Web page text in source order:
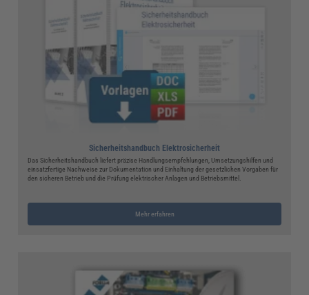
Sicherheitshandbuch Elektrosicherheit
Das Sicherheitshandbuch liefert präzise Handlungsempfehlungen, Umsetzungshilfen und
einsatzfertige Nachweise zur Dokumentation und Einhaltung der gesetzlichen Vorgaben für
den sicheren Betrieb und die Prüfung elektrischer Anlagen und Betriebsmittel.
Mehr erfahren